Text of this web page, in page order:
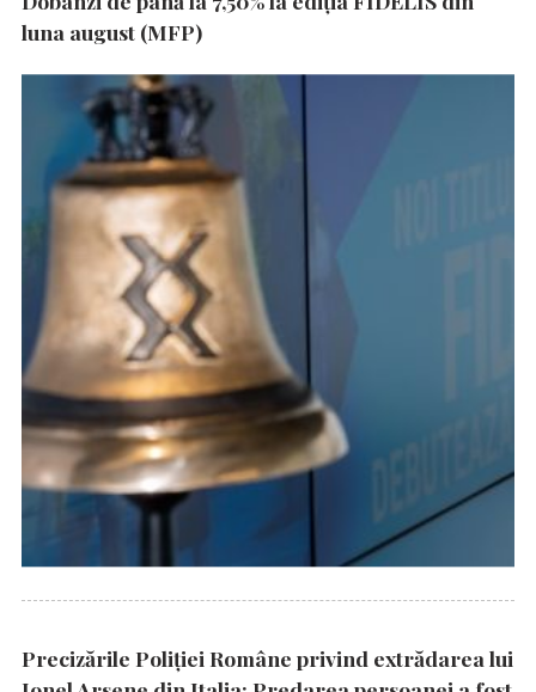
luna august (MFP)
Precizările Poliţiei Române privind extrădarea lui